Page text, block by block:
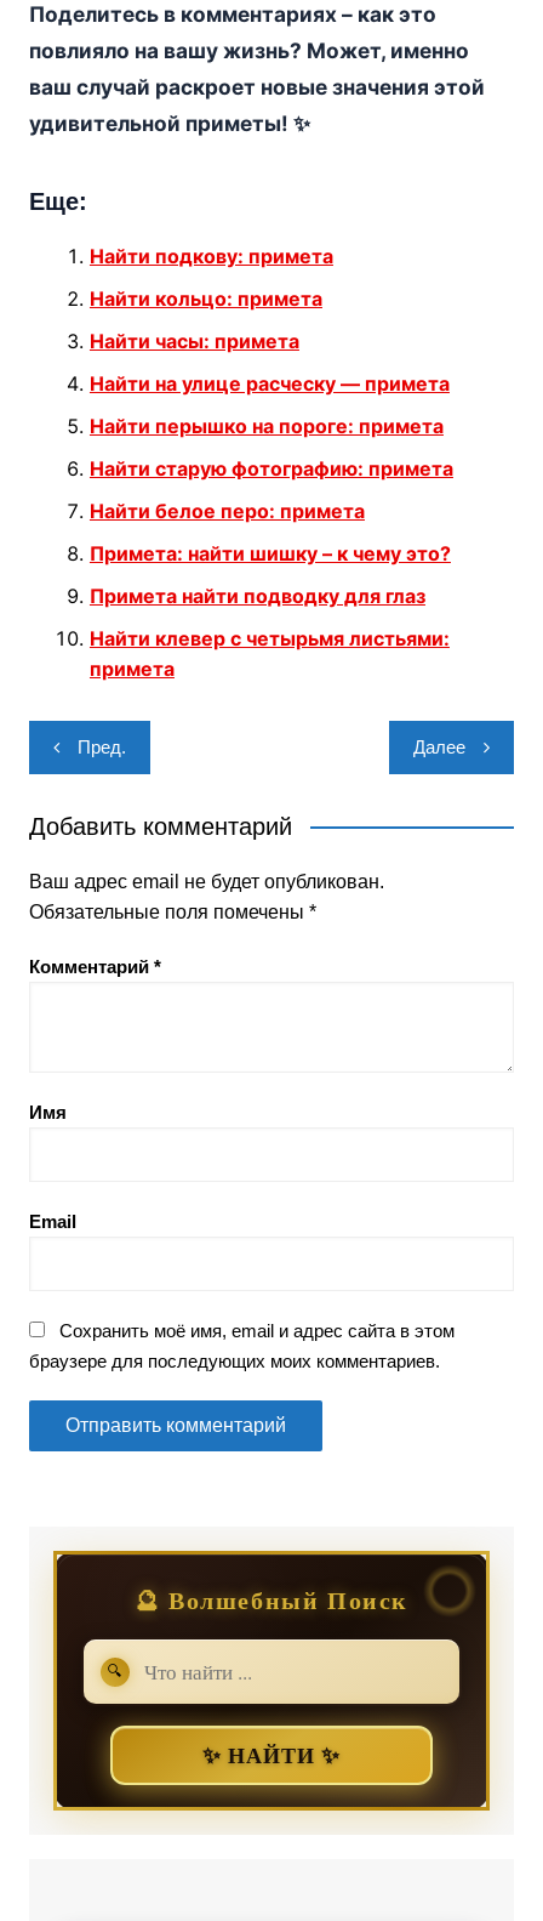
Поделитесь в комментариях – как это
повлияло на вашу жизнь? Может, именно
ваш случай раскроет новые значения этой
удивительной приметы! ✨
Еще:
Найти подкову: примета
Найти кольцо: примета
Найти часы: примета
Найти на улице расческу — примета
Найти перышко на пороге: примета
Найти старую фотографию: примета
Найти белое перо: примета
Примета: найти шишку – к чему это?
Примета найти подводку для глаз
Найти клевер с четырьмя листьями:
примета
Навигация
по
записям
Пред. Далее
Добавить комментарий
Ваш адрес email не будет опубликован.
Обязательные поля помечены *
Комментарий *
Имя
Email
Сохранить моё имя, email и адрес сайта в этом
браузере для последующих моих комментариев.
🔮 Волшебный Поиск
🔍
✨ НАЙТИ ✨